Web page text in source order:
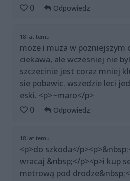
0
Odpowiedz
18 lat temu
moze i muza w pozniejszym
ciekawa, ale wczesniej nie
szczecinie jest coraz mniej
sie pobawic. wszedzie leci
eski. <p>~maro</p>
0
Odpowiedz
18 lat temu
<p>do szkoda</
wracaj &nbsp;</p><p>i kup
metrową pod